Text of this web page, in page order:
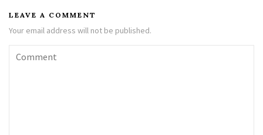
LEAVE A COMMENT
Your email address will not be published.